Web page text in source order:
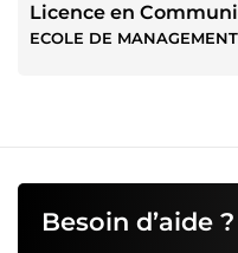
Licence en
Besoin d’aide ?